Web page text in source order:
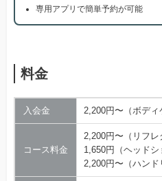
専用アプリで簡単予約が可能
料金
入会金 2,200円〜（ボディ
コース料金
2,200円〜（リフレ
1,650円（ヘッドシ
2,200円〜（ハンド